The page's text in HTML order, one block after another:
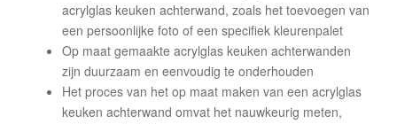
acrylglas keuken achterwand, zoals het toevoegen van
een persoonlijke foto of een specifiek kleurenpalet
Op maat gemaakte acrylglas keuken achterwanden
zijn duurzaam en eenvoudig te onderhouden
Het proces van het op maat maken van een acrylglas
keuken achterwand omvat het nauwkeurig meten,